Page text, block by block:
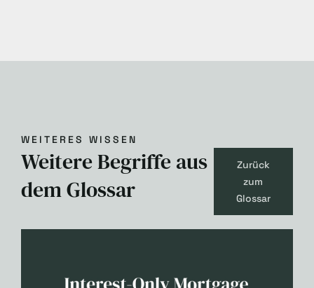
WEITERES WISSEN
Weitere Begriffe aus
dem Glossar
Zurück
zum
Glossar